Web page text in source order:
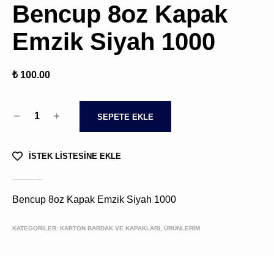
Bencup 8oz Kapak
Emzik Siyah 1000
₺ 100.00
1 SEPETE EKLE
İSTEK LİSTESİNE EKLE
Bencup 8oz Kapak Emzik Siyah 1000
KATEGORİLER: KARTON BARDAK VE KAPAKLARI, ÜRÜNLERIM